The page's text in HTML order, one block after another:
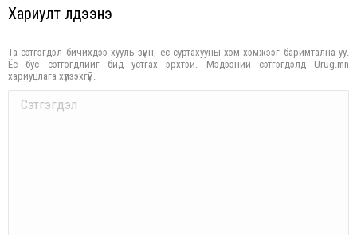
Хариулт үлдээнэ үү
Та сэтгэгдэл бичихдээ хууль зүйн, ёс суртахууны хэм хэмжээг баримтална уу.
Ёс бус сэтгэгдлийг бид устгах эрхтэй. Мэдээний сэтгэгдэлд Urug.mn
хариуцлага хүлээхгүй.
Comment